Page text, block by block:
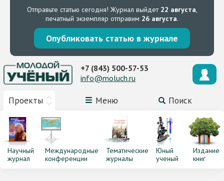
Отправьте статью сегодня! Журнал выйдет 22 августа,
печатный экземпляр отправим 26 августа.
Опубликовать статью в журнале
Проекты Меню Поиск
+7 (843) 500-57-53
info@moluch.ru
Научный
журнал
Международные
конференции
Тематические
журналы
Юный
ученый
Издание
книг